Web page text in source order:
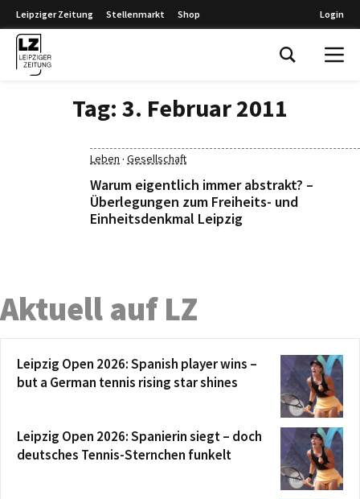
Leipziger Zeitung Stellenmarkt Shop Login
Tag: 3. Februar 2011
Leben · Gesellschaft
Warum eigentlich immer abstrakt? –
Überlegungen zum Freiheits- und
Einheitsdenkmal Leipzig
Aktuell auf LZ
Leipzig Open 2026: Spanish player wins –
but a German tennis rising star shines
Leipzig Open 2026: Spanierin siegt – doch
deutsches Tennis-Sternchen funkelt